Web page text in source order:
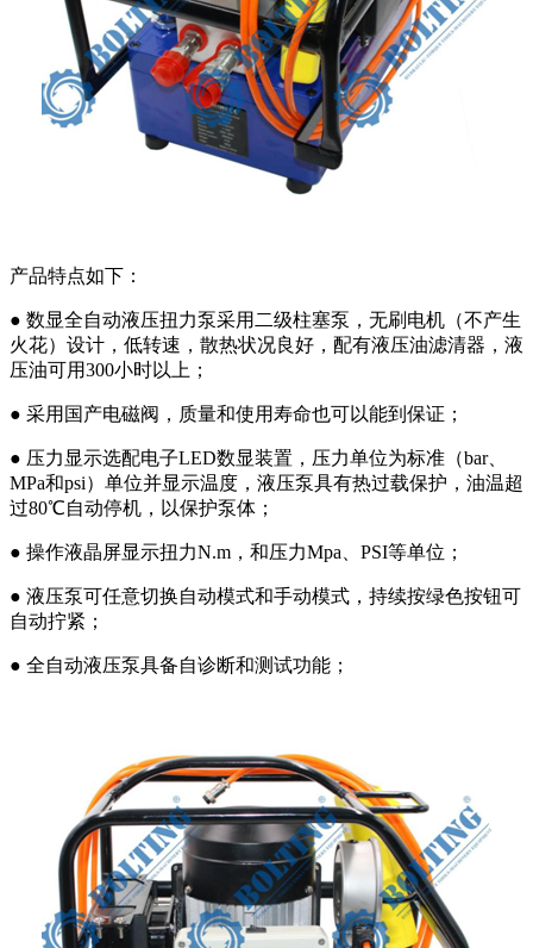
产品特点如下：
● 数显全自动液压扭力泵采用二级柱塞泵，无刷电机（不产生
火花）设计，低转速，散热状况良好，配有液压油滤清器，液
压油可用300小时以上；
● 采用国产电磁阀，质量和使用寿命也可以能到保证；
● 压力显示选配电子LED数显装置，压力单位为标准（bar、
MPa和psi）单位并显示温度，液压泵具有热过载保护，油温超
过80℃自动停机，以保护泵体；
● 操作液晶屏显示扭力N.m，和压力Mpa、PSI等单位；
● 液压泵可任意切换自动模式和手动模式，持续按绿色按钮可
自动拧紧；
● 全自动液压泵具备自诊断和测试功能；